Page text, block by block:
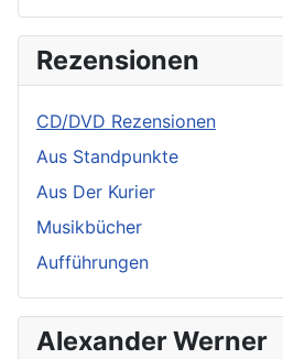
Rezensionen
CD/DVD Rezensionen
Aus Standpunkte
Aus Der Kurier
Musikbücher
Aufführungen
Alexander Werner